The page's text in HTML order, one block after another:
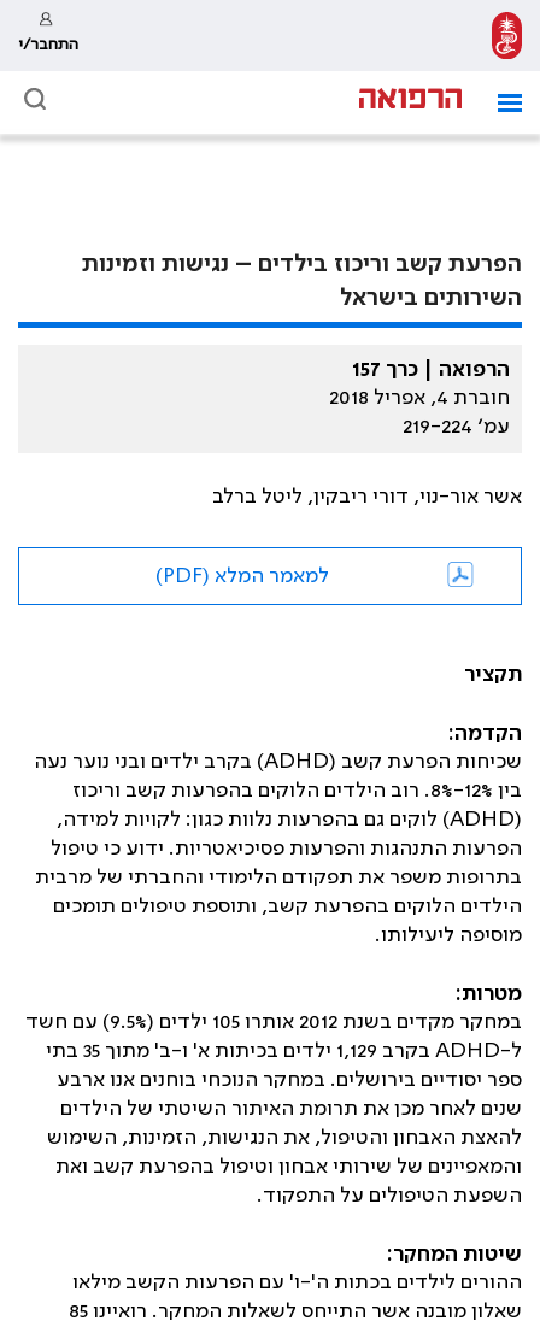
התחבר/י
הפרעת קשב וריכוז בילדים – נגישות וזמינות
השירותים בישראל
הרפואה | כרך 157
חוברת 4, אפריל 2018
עמ׳ 219-224
אשר אור-נוי, דורי ריבקין, ליטל ברלב
למאמר המלא (PDF)
תקציר
הקדמה:
שכיחות הפרעת קשב (ADHD) בקרב ילדים ובני נוער נעה
בין 12%-8%. רוב הילדים הלוקים בהפרעות קשב וריכוז
(
ADHD) לוקים גם בהפרעות נלוות כגון: לקויות למידה,
הפרעות התנהגות והפרעות פסיכיאטריות. ידוע כי טיפול
בתרופות משפר את תפקודם הלימודי והחברתי של מרבית
הילדים הלוקים בהפרעת קשב, ותוספת טיפולים תומכים
מוסיפה ליעילותו.
מטרות:
במחקר מקדים בשנת 2012 אותרו 105 ילדים (9.5%) עם חשד
ל-ADHD
בקרב 1,129 ילדים בכיתות א' ו-ב' מתוך 35 בתי
ספר יסודיים בירושלים. במחקר הנוכחי בוחנים אנו ארבע
שנים לאחר מכן את תרומת האיתור השיטתי של הילדים
להאצת האבחון והטיפול, את הנגישות, הזמינות, השימוש
והמאפיינים של שירותי אבחון וטיפול בהפרעת קשב ואת
השפעת הטיפולים על התפקוד.
שיטות המחקר:
ההורים לילדים בכתות ה'-ו' עם הפרעות הקשב מילאו
שאלון מובנה אשר התייחס לשאלות המחקר. רואיינו 85